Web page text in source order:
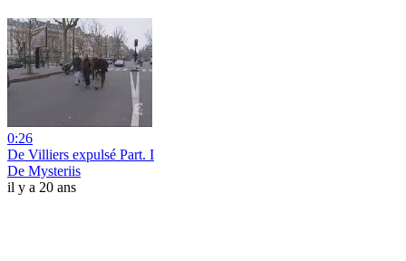
0:26
De Villiers expulsé Part. I
De Mysteriis
il y a 20 ans